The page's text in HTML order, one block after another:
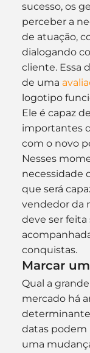
sucesso, os
perceber a
de atuação,
dialogando
cliente. Essa
de uma
logotipo
Ele é capaz
importantes
com o novo
Nesses
necessidade
que será
vendedor da
deve ser feita
conquistas.
Marcar
Qual a
mercado há
datas podem
uma